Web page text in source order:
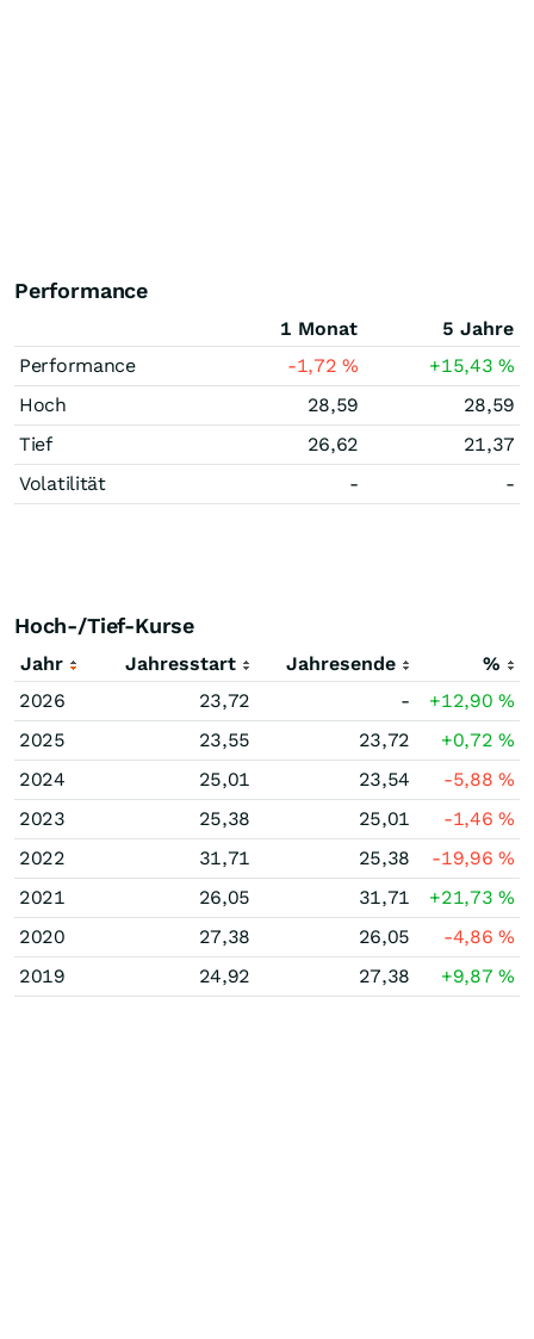
Performance
1 Monat
5 Jahre
Performance
-1,72% +15,43%
Hoch
28,59
28,59
Tief
26,62
21,37
Volatilität
- -
Hoch-/Tief-Kurse
Jahr Jahresstart Jahresende
%
2026
23,72 - +12,90%
2025
23,55 23,72 +0,72%
2024
25,01 23,54 -5,88%
2023
25,38 25,01 -1,46%
2022
31,71 25,38 -19,96%
2021
26,05 31,71 +21,73%
2020
27,38 26,05 -4,86%
2019
24,92 27,38 +9,87%